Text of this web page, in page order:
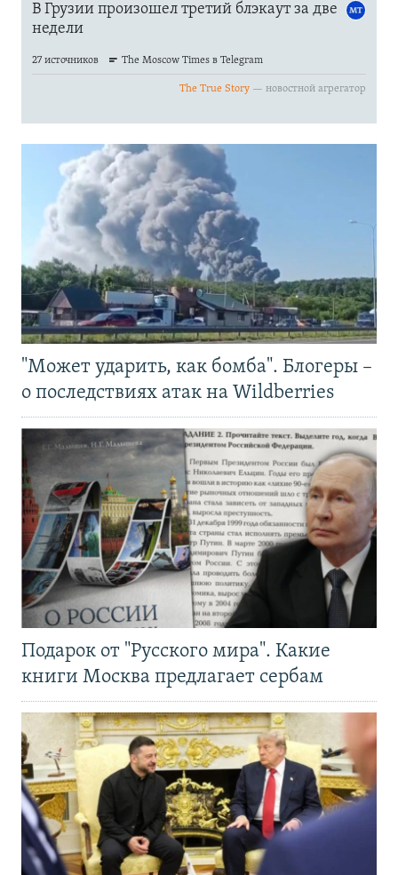
"Может ударить, как бомба". Блогеры –
о последствиях атак на Wildberries
Подарок от "Русского мира". Какие
книги Москва предлагает сербам